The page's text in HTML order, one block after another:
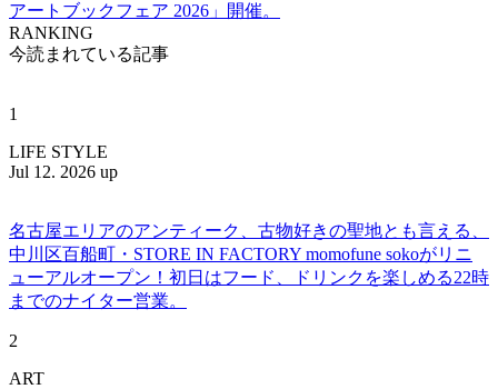
アートブックフェア 2026」開催。
RANKING
今読まれている記事
1
LIFE STYLE
Jul 12. 2026 up
名古屋エリアのアンティーク、古物好きの聖地とも言える、
中川区百船町・STORE IN FACTORY momofune sokoがリニ
ューアルオープン！初日はフード、ドリンクを楽しめる22時
までのナイター営業。
2
ART